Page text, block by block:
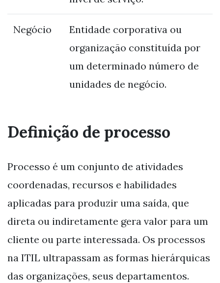
Negócio
Entidade corporativa ou
organização constituída por
um determinado número de
unidades de negócio.
Definição de processo
Processo é um conjunto de atividades
coordenadas, recursos e habilidades
aplicadas para produzir uma saída, que
direta ou indiretamente gera valor para um
cliente ou parte interessada. Os processos
na ITIL ultrapassam as formas hierárquicas
das organizações, seus departamentos.